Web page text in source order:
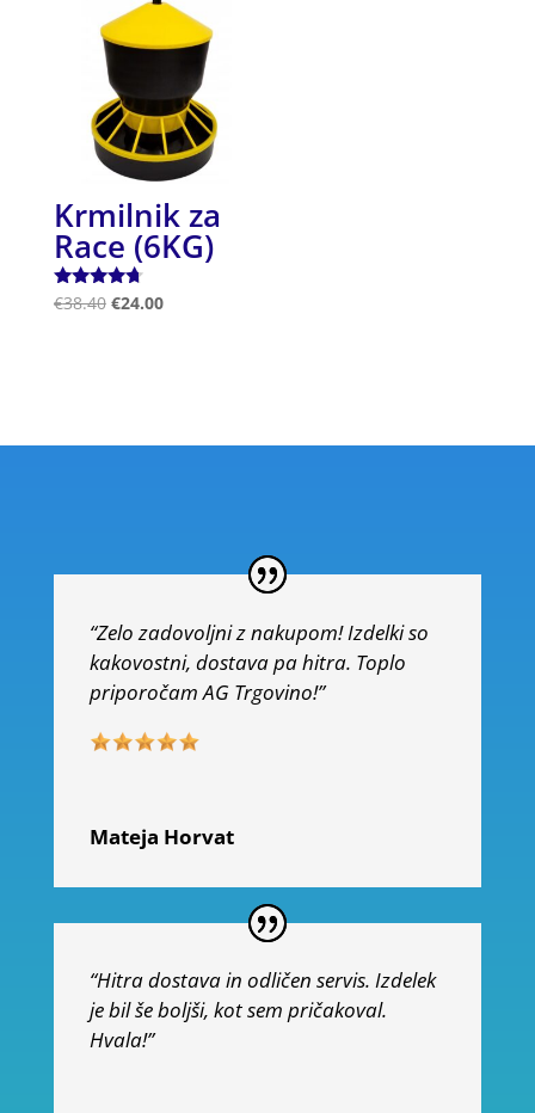
Krmilnik za
Race (6KG)
Ocenjeno
€38.40 €24.00
“Zelo zadovoljni z nakupom! Izdelki so
kakovostni, dostava pa hitra. Toplo
priporočam AG Trgovino!”
Mateja Horvat
“Hitra dostava in odličen servis. Izdelek
je bil še boljši, kot sem pričakoval.
Hvala!”